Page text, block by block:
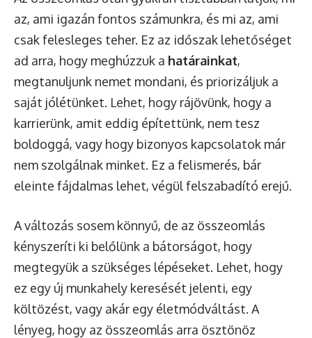
az, ami igazán fontos számunkra, és mi az, ami
csak felesleges teher. Ez az időszak lehetőséget
ad arra, hogy meghúzzuk a határainkat,
megtanuljunk nemet mondani, és priorizáljuk a
saját jólétünket. Lehet, hogy rájövünk, hogy a
karrierünk, amit eddig építettünk, nem tesz
boldoggá, vagy hogy bizonyos kapcsolatok már
nem szolgálnak minket. Ez a felismerés, bár
eleinte fájdalmas lehet, végül felszabadító erejű.
A változás sosem könnyű, de az összeomlás
kényszeríti ki belőlünk a bátorságot, hogy
megtegyük a szükséges lépéseket. Lehet, hogy
ez egy új munkahely keresését jelenti, egy
költözést, vagy akár egy életmódváltást. A
lényeg, hogy az összeomlás arra ösztönöz